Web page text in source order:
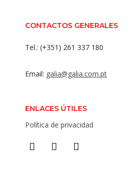
CONTACTOS GENERALES
Tel.: (+351) 261 337 180
Email: galia@galia.com.pt
ENLACES ÚTILES
Política de privacidad